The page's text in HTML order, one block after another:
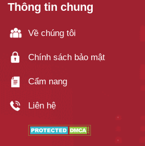
Thông tin chung
Về chúng tôi
Chính sách bảo mật
Cẩm nang
Liên hệ